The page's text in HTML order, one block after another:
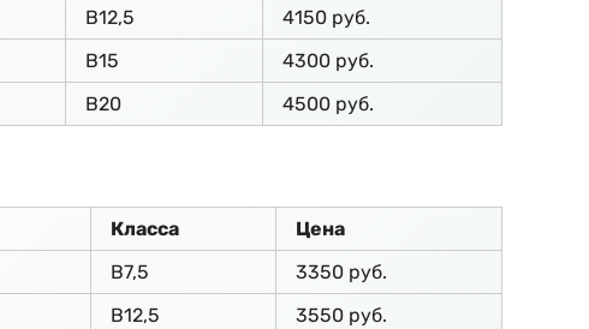
В12,5
4150 руб.
В15
4300 руб.
В20 4500 руб.
Класса
Цена
В7,5
3350 руб.
В12,5
3550 руб.